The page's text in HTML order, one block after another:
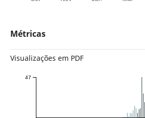
Métricas
Visualizações em PDF
47